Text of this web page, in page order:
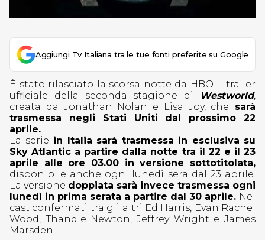
Aggiungi Tv Italiana tra le tue fonti preferite su Google
È stato rilasciato la scorsa notte da HBO il trailer
ufficiale della seconda stagione di
Westworld,
creata da Jonathan Nolan e Lisa Joy, che sarà
trasmessa negli Stati Uniti dal prossimo 22
aprile.
La serie in Italia sarà trasmessa in esclusiva su
Sky Atlantic a partire dalla notte tra il 22 e il 23
aprile alle ore 03.00 in versione sottotitolata,
disponibile anche ogni lunedì sera dal 23 aprile.
La versione doppiata sarà invece trasmessa ogni
lunedì in prima serata a partire dal 30 aprile. Nel
cast confermati tra gli altri Ed Harris, Evan Rachel
Wood, Thandie Newton, Jeffrey Wright e James
Marsden.